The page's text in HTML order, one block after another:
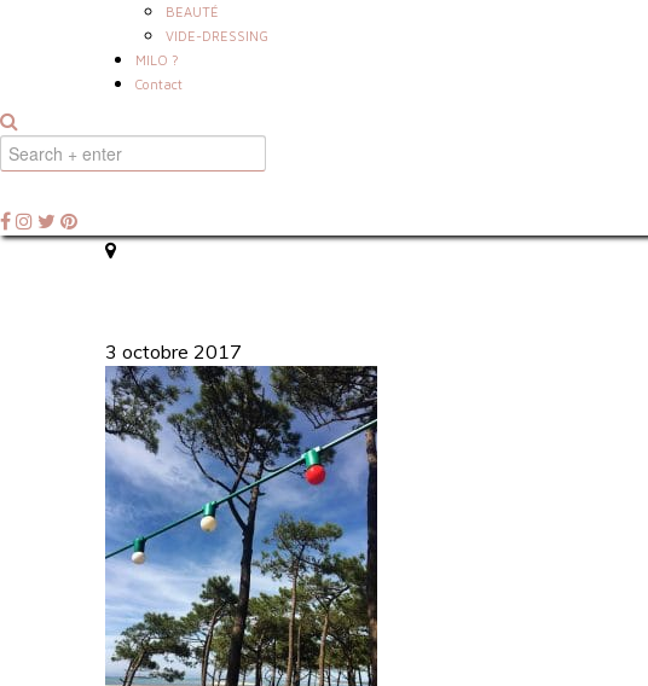
BEAUTÉ
VIDE-DRESSING
MILO ?
Contact
3 octobre 2017